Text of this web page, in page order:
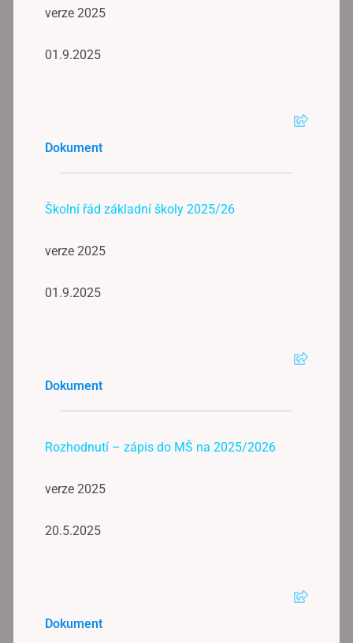
verze 2025
01.9.2025
Dokument
Školní řád základní školy 2025/26
verze 2025
01.9.2025
Dokument
Rozhodnutí – zápis do MŠ na 2025/2026
verze 2025
20.5.2025
Dokument